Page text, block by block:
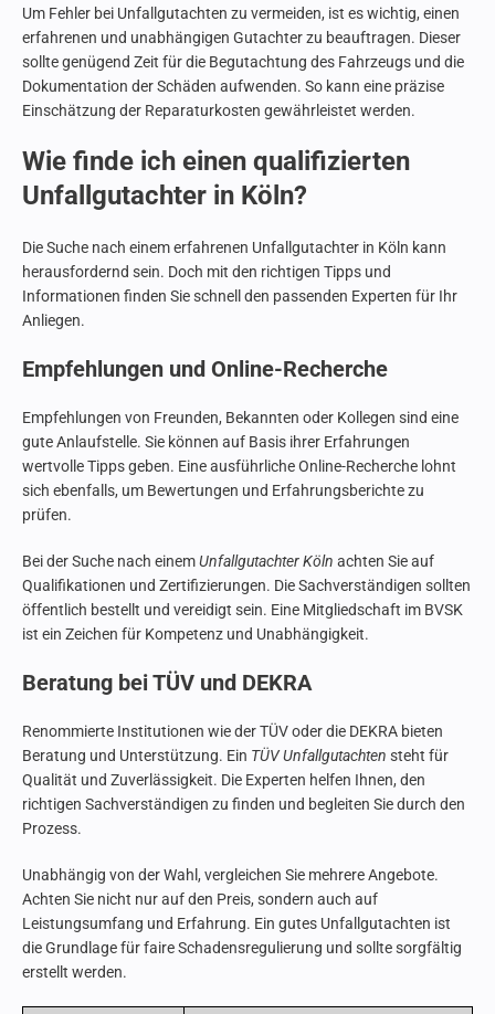
Um Fehler bei Unfallgutachten zu vermeiden, ist es wichtig, einen
erfahrenen und unabhängigen Gutachter zu beauftragen. Dieser
sollte genügend Zeit für die Begutachtung des Fahrzeugs und die
Dokumentation der Schäden aufwenden. So kann eine präzise
Einschätzung der Reparaturkosten gewährleistet werden.
Wie finde ich einen qualifizierten
Unfallgutachter in Köln?
Die Suche nach einem erfahrenen Unfallgutachter in Köln kann
herausfordernd sein. Doch mit den richtigen Tipps und
Informationen finden Sie schnell den passenden Experten für Ihr
Anliegen.
Empfehlungen und Online-Recherche
Empfehlungen von Freunden, Bekannten oder Kollegen sind eine
gute Anlaufstelle. Sie können auf Basis ihrer Erfahrungen
wertvolle Tipps geben. Eine ausführliche Online-Recherche lohnt
sich ebenfalls, um Bewertungen und Erfahrungsberichte zu
prüfen.
Bei der Suche nach einemUnfallgutachter Köln achten Sie auf
Qualifikationen und Zertifizierungen. Die Sachverständigen sollten
öffentlich bestellt und vereidigt sein. Eine Mitgliedschaft im BVSK
ist ein Zeichen für Kompetenz und Unabhängigkeit.
Beratung bei TÜV und DEKRA
Renommierte Institutionen wie der TÜV oder die DEKRA bieten
Beratung und Unterstützung. Ein TÜV Unfallgutachten steht für
Qualität und Zuverlässigkeit. Die Experten helfen Ihnen, den
richtigen Sachverständigen zu finden und begleiten Sie durch den
Prozess.
Unabhängig von der Wahl, vergleichen Sie mehrere Angebote.
Achten Sie nicht nur auf den Preis, sondern auch auf
Leistungsumfang und Erfahrung. Ein gutes Unfallgutachten ist
die Grundlage für faire Schadensregulierung und sollte sorgfältig
erstellt werden.